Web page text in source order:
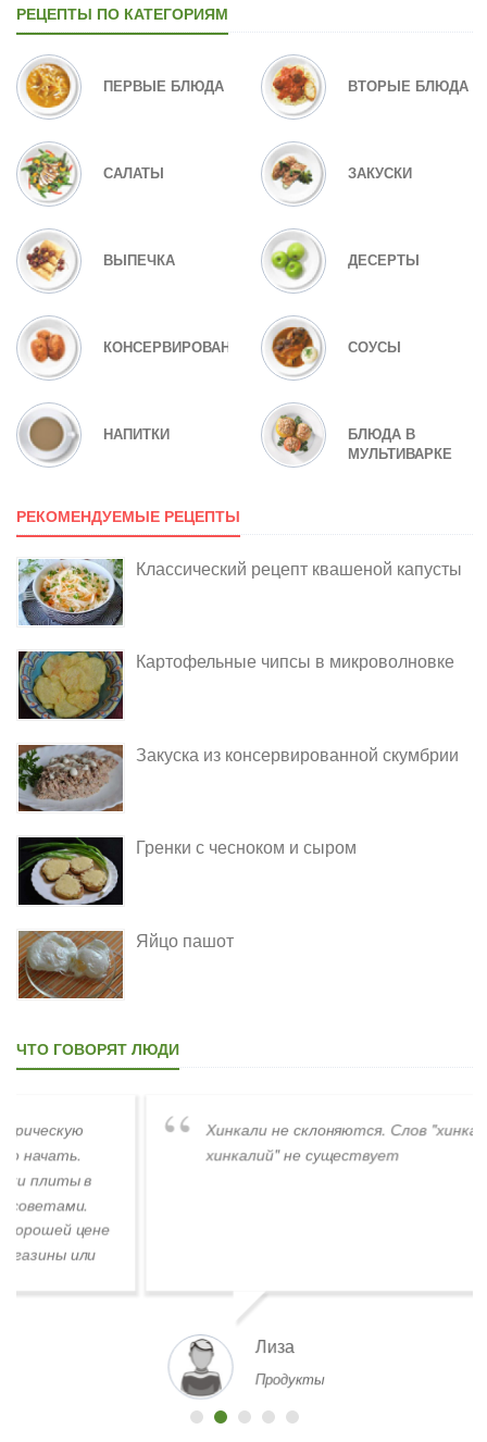
РЕЦЕПТЫ ПО КАТЕГОРИЯМ
ПЕРВЫЕ БЛЮДА ВТОРЫЕ БЛЮДА
САЛАТЫ ЗАКУСКИ
ВЫПЕЧКА ДЕСЕРТЫ
КОНСЕРВИРОВАНИЕ СОУСЫ
НАПИТКИ
БЛЮДА В
МУЛЬТИВАРКЕ
РЕКОМЕНДУЕМЫЕ РЕЦЕПТЫ
Классический рецепт квашеной капусты
Картофельные чипсы в микроволновке
Закуска из консервированной скумбрии
Гренки с чесноком и сыром
Яйцо пашот
ЧТО ГОВОРЯТ ЛЮДИ
Хинкали не склоняются. Слов "хинкалиев,
хинкалий" не существует
Продукты